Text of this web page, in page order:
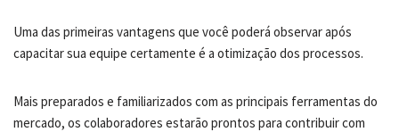
Uma das primeiras vantagens que você poderá observar após
capacitar sua equipe certamente é a otimização dos processos.
Mais preparados e familiarizados com as principais ferramentas do
mercado, os colaboradores estarão prontos para contribuir com